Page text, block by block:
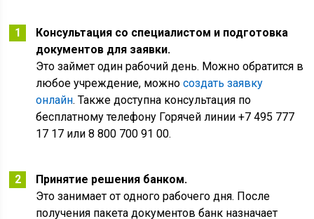
Консультация со специалистом и подготовка
документов для заявки.
Это займет один рабочий день. Можно обратится в
любое учреждение, можносоздать заявку
онлайн. Также доступна консультация по
бесплатному телефону Горячей линии +7 495 777
17 17 или 8 800 700 91 00.
Принятие решения банком.
Это занимает от одного рабочего дня. После
получения пакета документов банк назначает